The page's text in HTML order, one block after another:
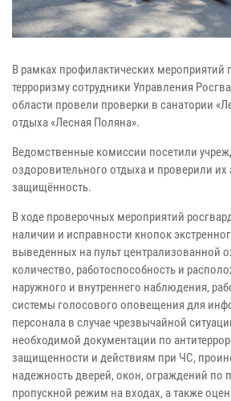
В рамках профилактических мероприятий
терроризму сотрудники Управления
области провели проверки в санатории
отдыха «Лесная Поляна».
Ведомственные комиссии посетили
оздоровительного отдыха и проверили их
защищённость.
В ходе проверочных мероприятий
наличии и исправности кнопок
выведенных на пульт централизованной
количество, работоспособность и
наружного и внутреннего наблюдения,
системы голосового оповещения для
персонала в случае чрезвычайной
необходимой документации по
защищенности и действиям при ЧС,
надежность дверей, окон, ограждений по
пропускной режим на входах, а также